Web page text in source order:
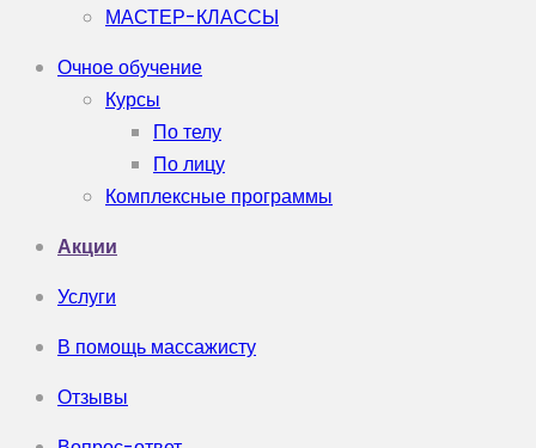
МАСТЕР-КЛАССЫ
Очное обучение
Курсы
По телу
По лицу
Комплексные программы
Акции
Услуги
В помощь массажисту
Отзывы